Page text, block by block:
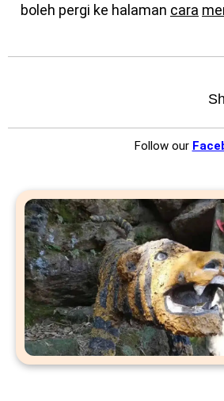
boleh pergi ke halaman cara
Follow our